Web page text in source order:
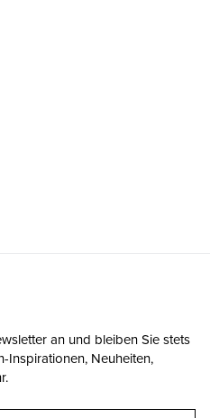
an und bleiben Sie stets
Inspirationen, Neuheiten,